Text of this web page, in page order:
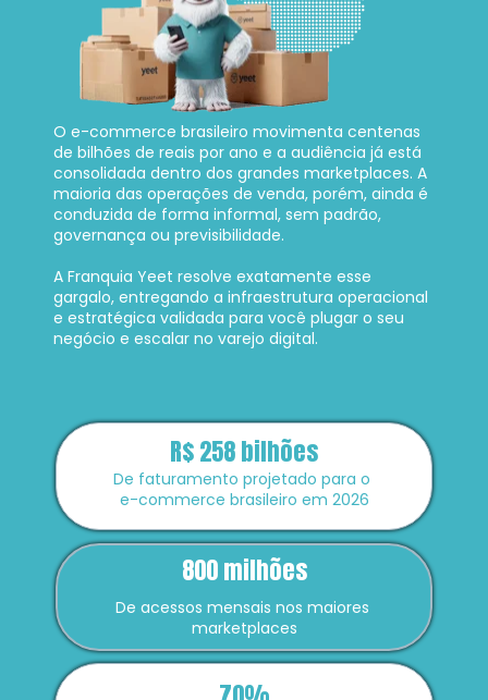
O e-commerce brasileiro movimenta centenas
de bilhões de reais por ano e a audiência já está
consolidada dentro dos grandes marketplaces. A
maioria das operações de venda, porém, ainda é
conduzida de forma informal, sem padrão,
governança ou previsibilidade.
A Franquia Yeet resolve exatamente esse
gargalo, entregando a infraestrutura operacional
e estratégica validada para você plugar o seu
negócio e escalar no varejo digital.
R$ 258 bilhões
800 milhões
De faturamento projetado para o
e-commerce brasileiro em 2026
De acessos mensais nos maiores
marketplaces